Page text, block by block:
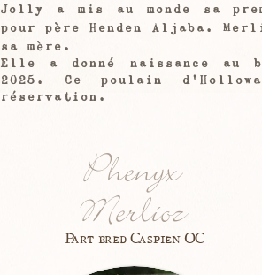
Jolly a mis au monde sa
pour père Henden Aljaba.
sa mère.
Elle a donné naissance au
2025. Ce poulain
réservation.
Phenyx
Merlioz
Part bred Caspien OC